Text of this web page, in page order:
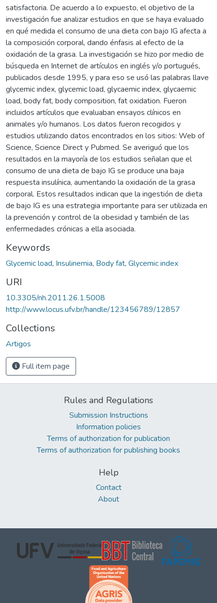
satisfactoria. De acuerdo a lo expuesto, el objetivo de la
investigación fue analizar estudios en que se haya evaluado
en qué medida el consumo de una dieta con bajo IG afecta a
la composición corporal, dando énfasis al efecto de la
oxidación de la grasa. La investigación se hizo por medio de
búsqueda en Internet de artículos en inglés y/o portugués,
publicados desde 1995, y para eso se usó las palabras llave
glycemic index, glycemic load, glycaemic index, glycaemic
load, body fat, body composition, fat oxidation. Fueron
incluidos artículos que evaluaban ensayos clínicos en
animales y/o humanos. Los datos fueron recogidos y
estudios utilizando datos encontrados en los sitios: Web of
Science, Science Direct y Pubmed. Se averiguó que los
resultados en la mayoría de los estudios señalan que el
consumo de una dieta de bajo IG se produce una baja
respuesta insulínica, aumentando la oxidación de la grasa
corporal. Estos resultados indican que la ingestión de dieta
de bajo IG es una estrategia importante para ser utilizada en
la prevención y control de la obesidad y también de las
enfermedades crónicas a ella asociada.
Keywords
Glycemic load, Insulinemia, Body fat, Glycemic index
URI
10.3305/nh.2011.26.1.5008
http://www.locus.ufv.br/handle/123456789/12857
Collections
Artigos
Full item page
Rules and Regulations
Submission Instructions
Information policies
Terms of authorization for publication
Terms of authorization for publishing books
Help
Contact
About